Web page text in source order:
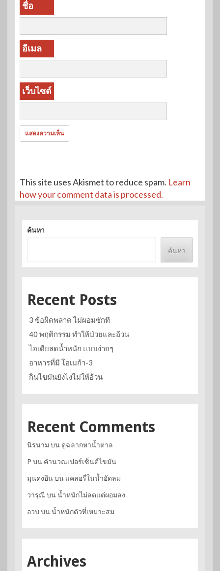
ชื่อ
อีเมล
เว็บไซต์
This site uses Akismet to reduce spam. Learn
how your comment data is processed.
ค้นหา
ค้นหา
Recent Posts
3 ข้อผิดพลาด ไม่ผอมซักที
40 พฤติกรรม ทำให้ป่วยและอ้วน
ไอเดียลดน้ำหนัก แบบง่ายๆ
อาหารที่มี โอเมก้า-3
กินไขมันยังไงไม่ให้อ้วน
Recent Comments
นิรนาม บน ดูฉลากหาน้ำตาล
P บน คำนวณเปอร์เซ็นต์ไขมัน
มุนดงอึน บน แคลอรี่ในน้ำอัดลม
วารุณีบน น้ำหนักไม่ลดแต่ผอมลง
อวบ บน น้ำหนักตัวที่เหมาะสม
Archives